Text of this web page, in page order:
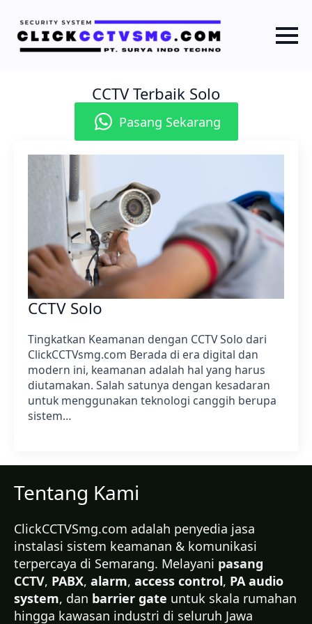
CCTV Terbaik Solo
Pasang Sekarang
CCTV Solo
Tingkatkan Keamanan dengan CCTV Solo dari
ClickCCTVsmg.com Berada di era digital dan
modern ini, keamanan adalah hal yang harus
diutamakan. Salah satunya dengan kesadaran
untuk menggunakan teknologi canggih berupa
sistem…
Tentang Kami
ClickCCTVSmg.com adalah penyedia jasa
instalasi sistem keamanan & komunikasi
terpercaya di Semarang. Melayani pasang
CCTV, PABX, alarm, access control, PA audio
system, dan barrier gate untuk skala rumahan
hingga kawasan industri di seluruh Jawa